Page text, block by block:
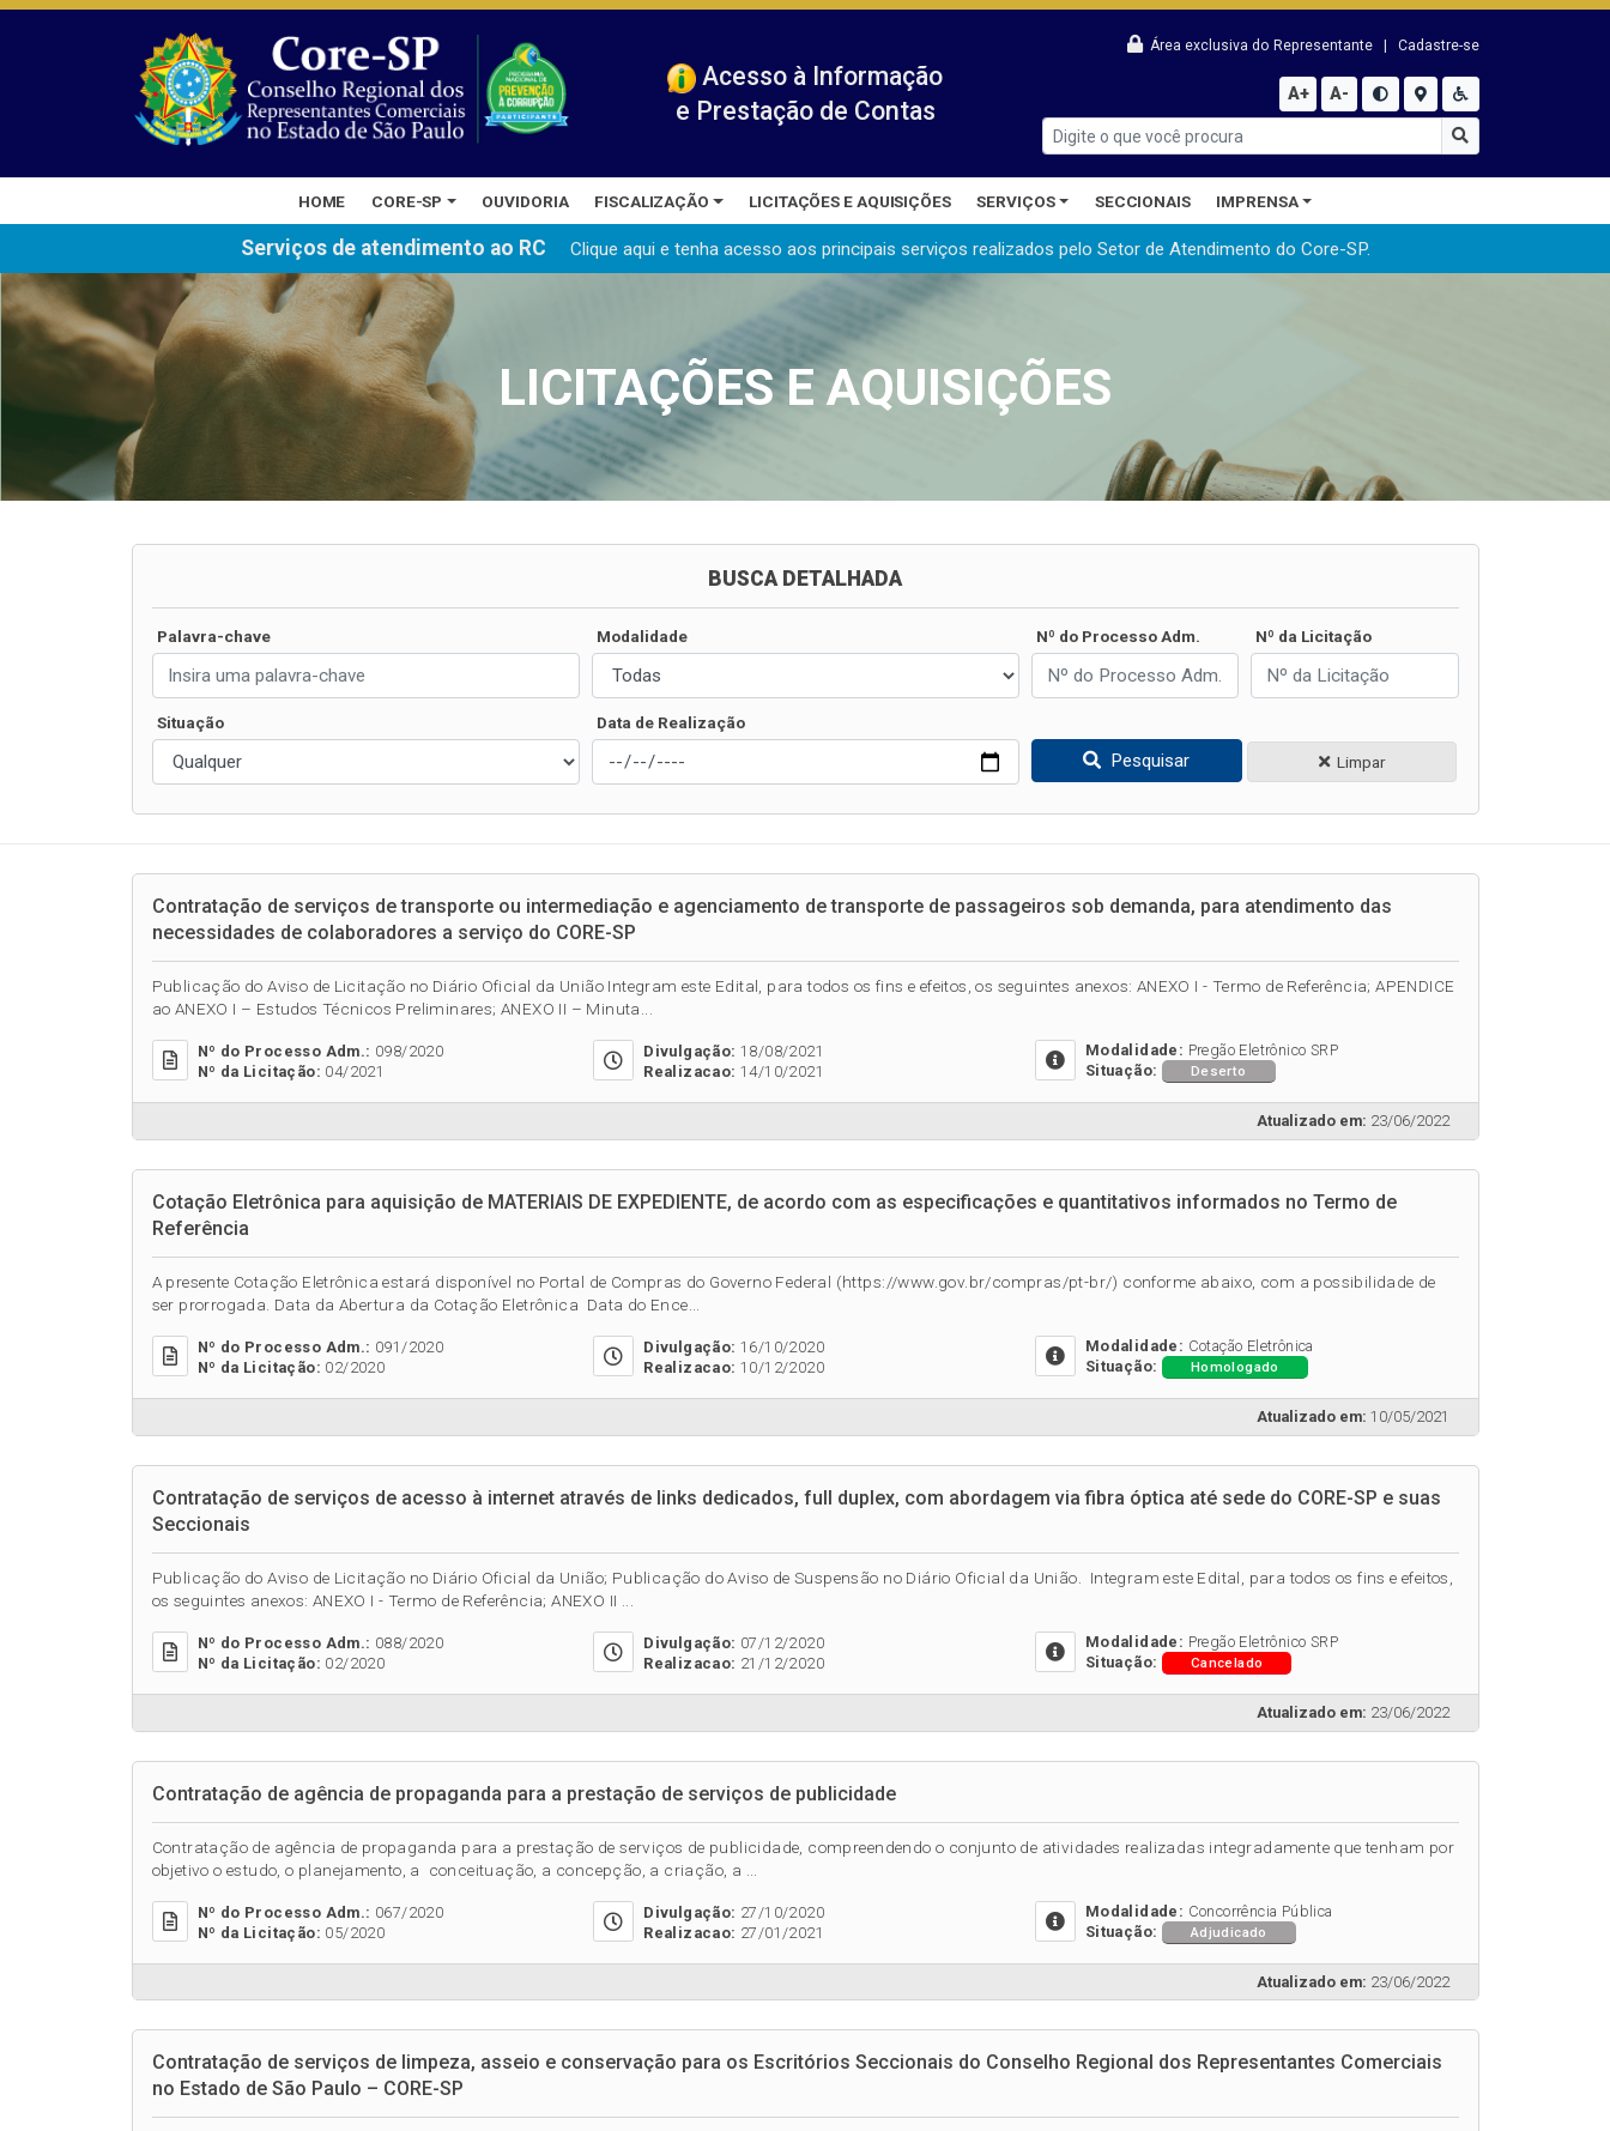
Acesso à Informação
e Prestação de Contas
Área exclusiva do Representante Cadastre-se
A+ A-
HOME CORE-SP OUVIDORIA FISCALIZAÇÃO LICITAÇÕES E AQUISIÇÕES SERVIÇOS SECCIONAIS IMPRENSA
Serviços de atendimento ao RC Clique aqui e tenha acesso aos principais serviços realizados pelo Setor de Atendimento do Core-SP.
LICITAÇÕES E AQUISIÇÕES
BUSCA DETALHADA
Palavra-chave Modalidade Nº do Processo Adm. Nº da Licitação
Situação Data de Realização
Pesquisar Limpar
Contratação de serviços de transporte ou intermediação e agenciamento de transporte de passageiros sob demanda, para atendimento das
necessidades de colaboradores a serviço do CORE-SP
Publicação do Aviso de Licitação no Diário Oficial da União Integram este Edital, para todos os fins e efeitos, os seguintes anexos: ANEXO I - Termo de Referência; APENDICE
ao ANEXO I – Estudos Técnicos Preliminares; ANEXO II – Minuta...
Nº do Processo Adm.: 098/2020
Nº da Licitação: 04/2021
Divulgação: 18/08/2021
Realizacao: 14/10/2021
Modalidade: Pregão Eletrônico SRP
Situação:
Deserto
Atualizado em: 23/06/2022
Cotação Eletrônica para aquisição de MATERIAIS DE EXPEDIENTE, de acordo com as especificações e quantitativos informados no Termo de
Referência
A presente Cotação Eletrônica estará disponível no Portal de Compras do Governo Federal (https://www.gov.br/compras/pt-br/) conforme abaixo, com a possibilidade de
ser prorrogada. Data da Abertura da Cotação Eletrônica Data do Ence...
Nº do Processo Adm.: 091/2020
Nº da Licitação: 02/2020
Divulgação: 16/10/2020
Realizacao: 10/12/2020
Modalidade: Cotação Eletrônica
Situação:
Homologado
Atualizado em: 10/05/2021
Contratação de serviços de acesso à internet através de links dedicados, full duplex, com abordagem via fibra óptica até sede do CORE-SP e suas
Seccionais
Publicação do Aviso de Licitação no Diário Oficial da União; Publicação do Aviso de Suspensão no Diário Oficial da União. Integram este Edital, para todos os fins e efeitos,
os seguintes anexos: ANEXO I - Termo de Referência; ANEXO II ...
Nº do Processo Adm.: 088/2020
Nº da Licitação: 02/2020
Divulgação: 07/12/2020
Realizacao: 21/12/2020
Modalidade: Pregão Eletrônico SRP
Situação:
Cancelado
Atualizado em: 23/06/2022
Contratação de agência de propaganda para a prestação de serviços de publicidade
Contratação de agência de propaganda para a prestação de serviços de publicidade, compreendendo o conjunto de atividades realizadas integradamente que tenham por
objetivo o estudo, o planejamento, a conceituação, a concepção, a criação, a ...
Nº do Processo Adm.: 067/2020
Nº da Licitação: 05/2020
Divulgação: 27/10/2020
Realizacao: 27/01/2021
Modalidade: Concorrência Pública
Situação:
Adjudicado
Atualizado em: 23/06/2022
Contratação de serviços de limpeza, asseio e conservação para os Escritórios Seccionais do Conselho Regional dos Representantes Comerciais
no Estado de São Paulo – CORE-SP